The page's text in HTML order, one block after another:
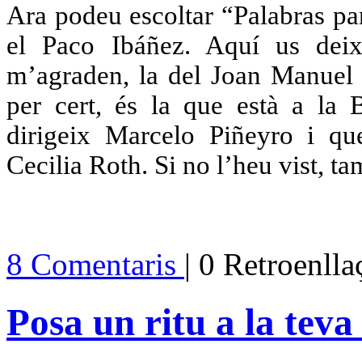
Ara podeu escoltar “Palabras
el Paco Ibáñez. Aquí us
m’agraden, la del Joan
per cert, és la que està a la
dirigeix Marcelo Piñeyro i
Cecilia Roth. Si no l’heu vist,
8 Comentaris | 0
Posa un ritu a la